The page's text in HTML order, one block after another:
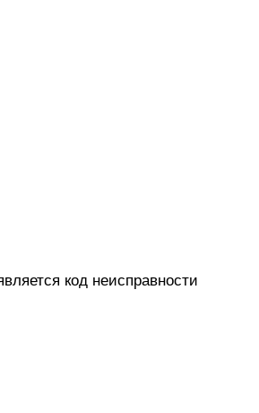
код неисправности